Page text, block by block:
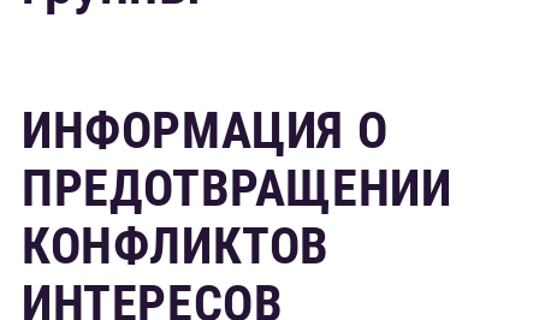
ИНФОРМАЦИЯ О
ПРЕДОТВРАЩЕНИИ
КОНФЛИКТОВ
ИНТЕРЕСОВ